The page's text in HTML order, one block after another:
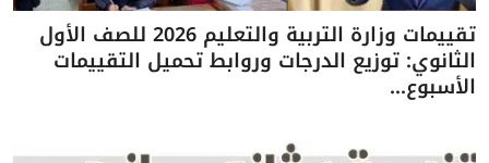
تقييمات وزارة التربية والتعليم 2026 للصف الأول
الثانوي: توزيع الدرجات وروابط تحميل التقييمات
الأسبوع...